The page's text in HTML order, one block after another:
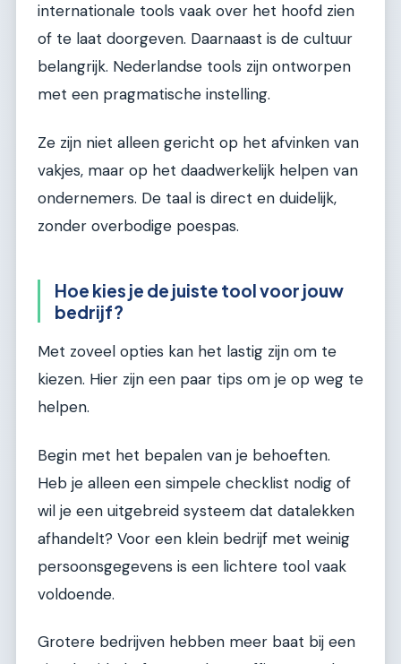
internationale tools vaak over het hoofd zien
of te laat doorgeven. Daarnaast is de cultuur
belangrijk. Nederlandse tools zijn ontworpen
met een pragmatische instelling.
Ze zijn niet alleen gericht op het afvinken van
vakjes, maar op het daadwerkelijk helpen van
ondernemers. De taal is direct en duidelijk,
zonder overbodige poespas.
Hoe kies je de juiste tool voor jouw
bedrijf?
Met zoveel opties kan het lastig zijn om te
kiezen. Hier zijn een paar tips om je op weg te
helpen.
Begin met het bepalen van je behoeften.
Heb je alleen een simpele checklist nodig of
wil je een uitgebreid systeem dat datalekken
afhandelt? Voor een klein bedrijf met weinig
persoonsgegevens is een lichtere tool vaak
voldoende.
Grotere bedrijven hebben meer baat bij een